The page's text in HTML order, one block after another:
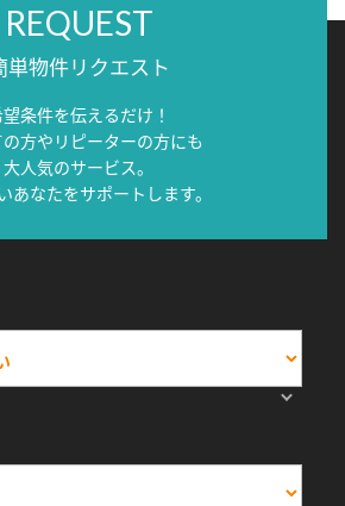
REQUEST
単物件リクエスト
条件を伝えるだけ！
方やリピーターの方にも
大人気のサービス。
あなたをサポートします。